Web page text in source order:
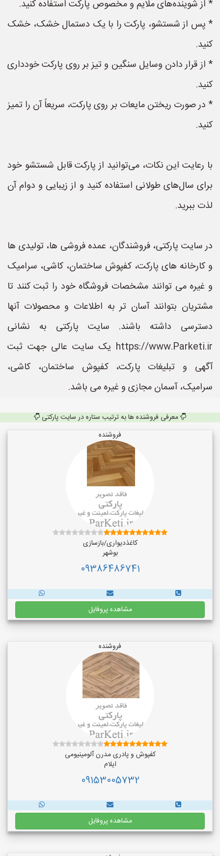
* از شوینده‌های ملایم و مخصوص پارکت استفاده کنید.
* پس از شستشو، پارکت را با یک دستمال خشک، خشک
کنید.
* از قرار دادن وسایل سنگین و تیز بر روی پارکت خودداری
کنید.
* در صورت ریختن مایعات بر روی پارکت، سریعاً آن را تمیز
کنید.
با رعایت این نکات، می‌توانید از پارکت قابل شستشو خود
برای سال‌های طولانی استفاده کنید و از زیبایی و دوام آن
لذت ببرید.
در سایت پارکتی، فروشندگان، عمده فروشی ها، تولیدی ها
و کارخانه های پارکت، کفپوش ساختمان، کاشی، سرامیک
و غیره می توانند مشخصات فروشگاه خود را ثبت کنند تا
مشتریان بتوانند آسان تر به اطلاعات و محصولات آنها
دسترسی داشته باشند. سایت پارکتی به نشانی
https://www.Parketi.ir یک سایت عالی جهت ثبت
آگهی و تبلیغات پارکت، کفپوش ساختمان، کاشی،
سرامیک، آسمان مجازی و غیره می باشد.
معرفی فروشنده ها به ترتیب ستاره در سایت پارکتی
فروشنده
کاغذدیواری/بازسازی
بوشهر
09386486741
مشاهده پروفایل
فروشنده
کفپوش و پادری مدرن آلومینیومی
ایلام
09153005732
مشاهده پروفایل